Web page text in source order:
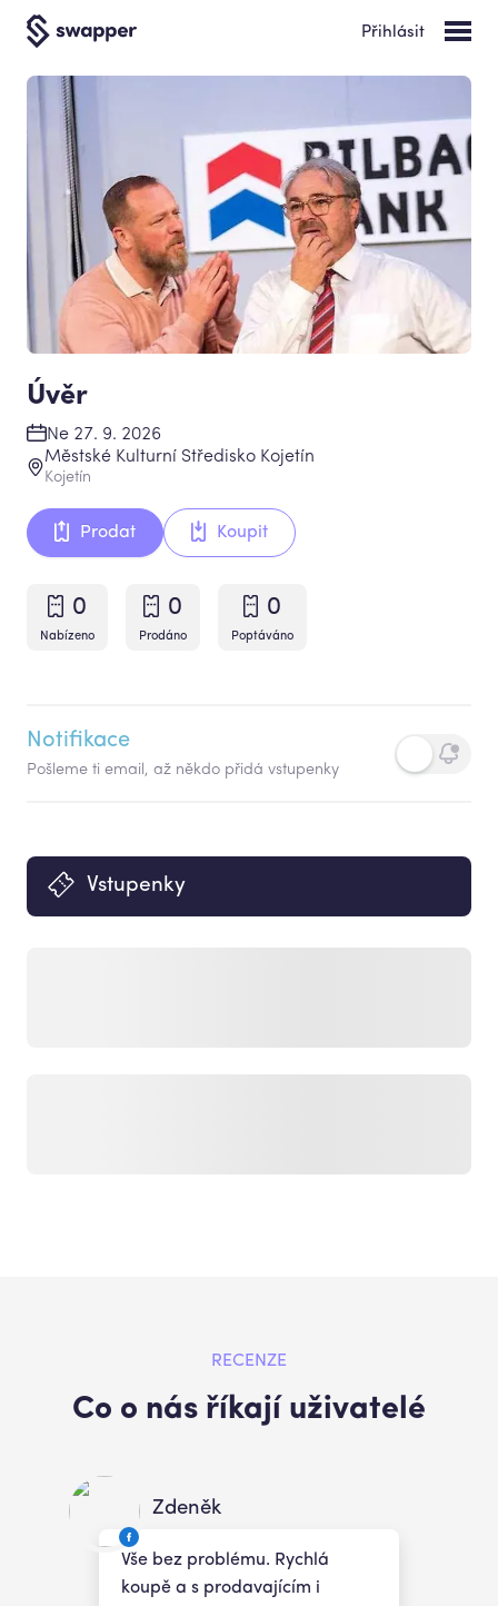
Přihlásit
Úvěr
Ne 27. 9. 2026
Městské Kulturní Středisko Kojetín
Kojetín
Prodat Koupit
0
Nabízeno
0
Prodáno
0
Poptáváno
Notifikace
Pošleme ti email, až někdo přidá vstupenky
Vstupenky
RECENZE
Co o nás říkají uživatelé
Zdeněk
Vše bez problému. Rychlá
koupě a s prodavajícím i